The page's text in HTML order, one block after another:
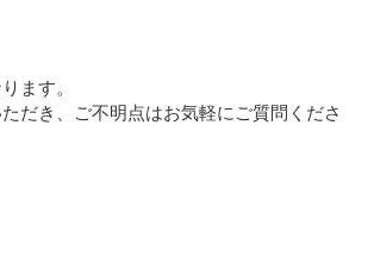
ます。
だき、ご不明点はお気軽にご質問くださ